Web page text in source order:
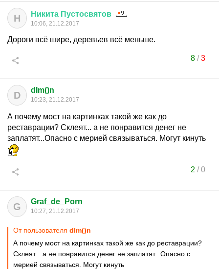
Н Никита Пустосвятов
10:06, 21.12.2017
Дороги всё шире, деревьев всё меньше.
8/3
D dIm()n
10:23, 21.12.2017
А почему мост на картинках такой же как до
реставрации? Склеят... а не понравится денег не
заплатят...Опасно с мерией связываться. Могут кинуть
2 /0
G Graf_de_Porn
10:27, 21.12.2017
От пользователя dIm()n
А почему мост на картинках такой же как до реставрации?
Склеят... а не понравится денег не заплатят...Опасно с
мерией связываться. Могут кинуть